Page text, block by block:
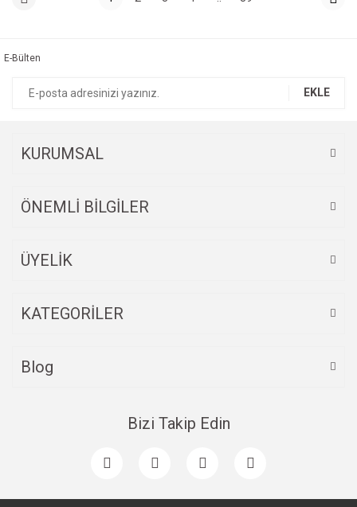
E-Bülten
EKLE
KURUMSAL
ÖNEMLİ BİLGİLER
ÜYELİK
KATEGORİLER
Blog
Bizi Takip Edin